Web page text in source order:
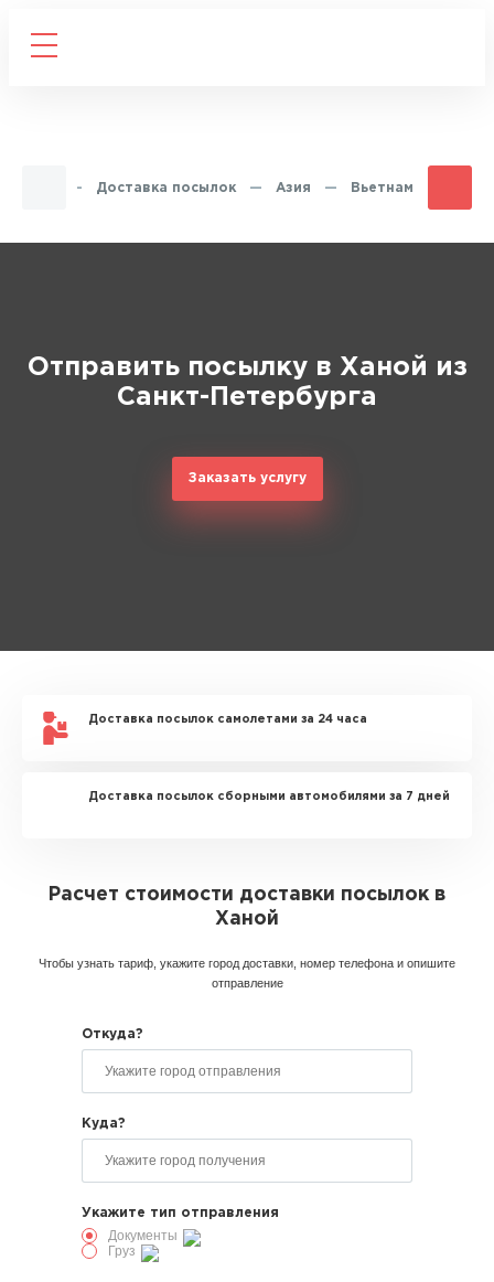
— Доставка посылок — Азия — Вьетнам
Отправить посылку в Ханой из
Санкт-Петербурга
Заказать услугу
Доставка посылок самолетами за 24 часа
Доставка посылок сборными автомобилями за 7 дней
Расчет стоимости доставки посылок в
Ханой
Чтобы узнать тариф, укажите город доставки, номер телефона и опишите
отправление
Откуда?
Куда?
Укажите тип отправления
Документы
Груз